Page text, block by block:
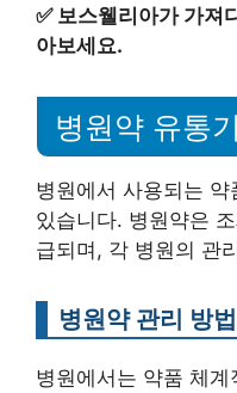
✅ 보스웰리아가 가져
아보세요.
병원약 유통
병원에서 사용되는
있습니다. 병원약은
급되며, 각 병원의 관
병원약 관리 방법
병원에서는 약품 체